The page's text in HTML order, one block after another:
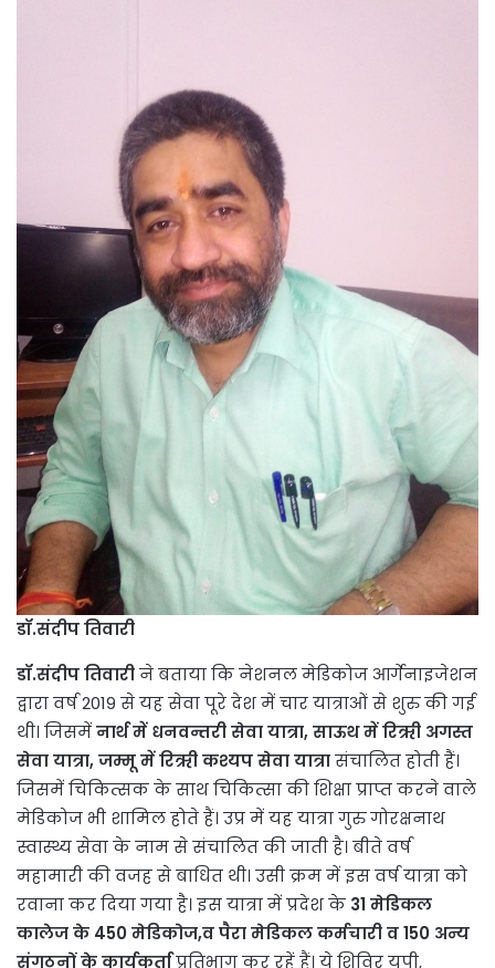
डॉ.संदीप तिवारी
डॉ.संदीप तिवारीने बताया कि नेशनल मेडिकोज आर्गेनाइजेशन
द्वारा वर्ष 2019 से यह सेवा पूरे देश में चार यात्राओं से शुरु की गई
थी। जिसमेंनार्थ में धनवन्तरी सेवा यात्रा, साऊथ में रिऋी अगस्त
सेवा यात्रा, जम्मू में रिऋी कश्यप सेवा यात्रासंचालित होती हैं।
जिसमें चिकित्सक के साथ चिकित्सा की शिक्षा प्राप्त करने वाले
मेडिकोज भी शामिल होते हैं। उप्र में यह यात्रा गुरु गोरक्षनाथ
स्वास्थ्य सेवा के नाम से संचालित की जाती है। बीते वर्ष
महामारी की वजह से बाधित थी। उसी क्रम में इस वर्ष यात्रा को
रवाना कर दिया गया है। इस यात्रा में प्रदेश के 31 मेडिकल
कालेज के 450 मेडिकोज,व पैरा मेडिकल कर्मचारी व 150 अन्य
संगठनों के कार्यकर्ताप्रतिभाग कर रहें हैं। ये शिविर यूपी,